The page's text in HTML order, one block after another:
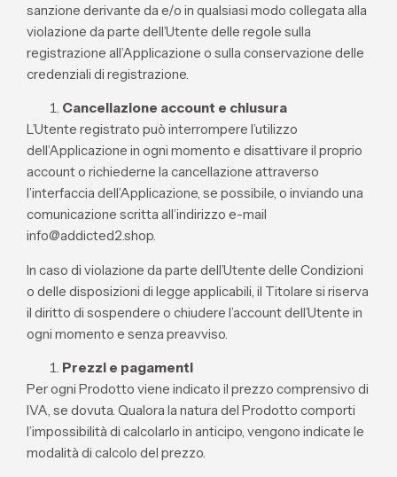
sanzione derivante da e/o in qualsiasi modo collegata alla
violazione da parte dell’Utente delle regole sulla
registrazione all’Applicazione o sulla conservazione delle
credenziali di registrazione.
Cancellazione account e chiusura
L’Utente registrato può interrompere l’utilizzo
dell’Applicazione in ogni momento e disattivare il proprio
account o richiederne la cancellazione attraverso
l’interfaccia dell’Applicazione, se possibile, o inviando una
comunicazione scritta all’indirizzo e-mail
info@addicted2.shop.
In caso di violazione da parte dell’Utente delle Condizioni
o delle disposizioni di legge applicabili, il Titolare si riserva
il diritto di sospendere o chiudere l’account dell’Utente in
ogni momento e senza preavviso.
Prezzi e pagamenti
Per ogni Prodotto viene indicato il prezzo comprensivo di
IVA, se dovuta. Qualora la natura del Prodotto comporti
l’impossibilità di calcolarlo in anticipo, vengono indicate le
modalità di calcolo del prezzo.